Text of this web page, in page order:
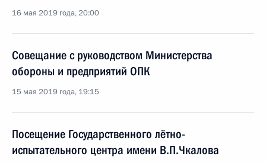
16 мая 2019 года, 20:00
Совещание с руководством Министерства
обороны и предприятий ОПК
15 мая 2019 года, 19:15
Посещение Государственного лётно-
испытательного центра имени В.П.Чкалова